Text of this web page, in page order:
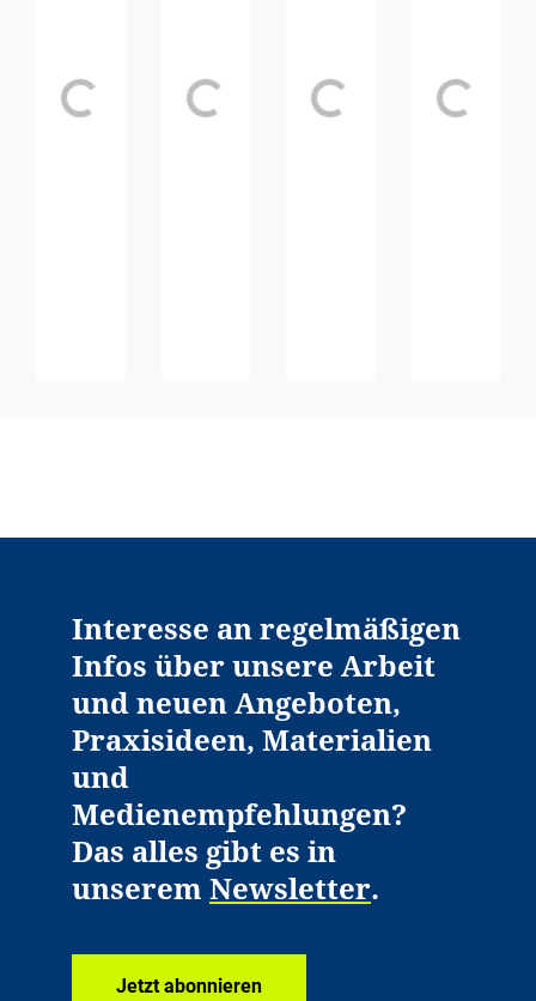
Loading... Loading... Loading...
Interesse an regelmäßigen
Infos über unsere Arbeit
und neuen Angeboten,
Praxisideen, Materialien
und
Medienempfehlungen?
Das alles gibt es in
unserem Newsletter.
Jetzt abonnieren